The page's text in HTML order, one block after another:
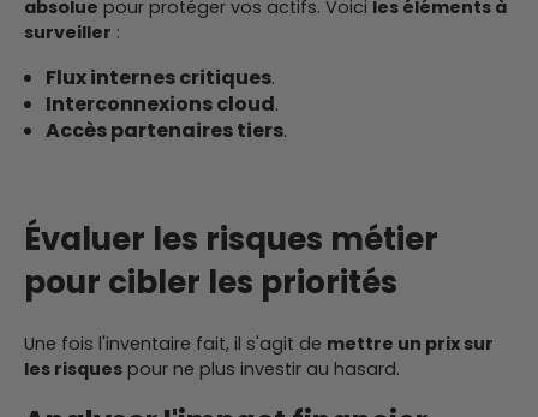
absolue pour protéger vos actifs. Voici les éléments à
surveiller :
Flux internes critiques.
Interconnexions cloud.
Accès partenaires tiers.
Évaluer les risques métier
pour cibler les priorités
Une fois l'inventaire fait, il s'agit de mettre un prix sur
les risques pour ne plus investir au hasard.